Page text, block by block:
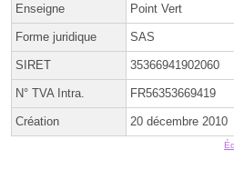
Enseigne Point Vert
Forme juridique SAS
SIRET 35366941902060
N° TVA Intra. FR56353669419
Création 20 décembre 2010